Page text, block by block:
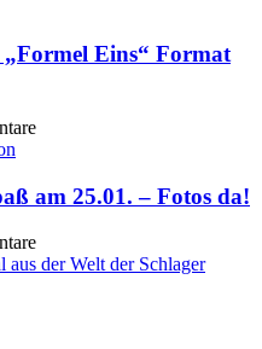
Eins“ Format
am 25.01. – Fotos da!